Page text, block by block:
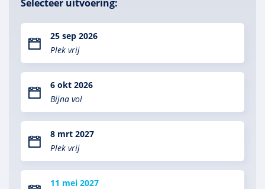
Selecteer uitvoering:
25 sep 2026
Plek vrij
6 okt 2026
Bijna vol
8 mrt 2027
Plek vrij
11 mei 2027